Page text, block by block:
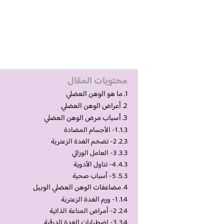
محتويات المقال
ما هو الوهن العضلي
أعراض الوهن العضلي
أسباب مرض الوهن العضلي
1- الأجسام المضادة
2- تضخم الغدة الزعترية
3- العامل الوراثي
4- تناول الأدوية
5- أسباب صحية
مضاعفات الوهن العضلي الوبيل
1- ورم الغدة الزعترية
2- أمراض المناعة الذاتية